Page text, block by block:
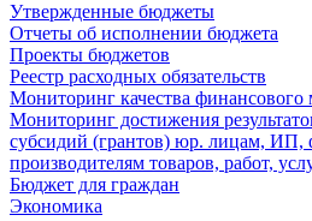
Утвержденные бюджеты
Отчеты об исполнении бюджета
Проекты бюджетов
Реестр расходных обязательств
Мониторинг качества финансового
Мониторинг достижения
субсидий (грантов) юр. лицам, ИП,
производителям товаров, работ,
Бюджет для граждан
Экономика